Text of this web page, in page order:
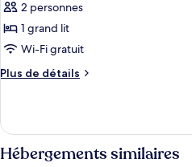
ce
type
de
chambre :
Suite
2 personnes
1 grand lit
Wi-Fi gratuit
Plus de détails
Plus
le
type
de
Hébergements similaires